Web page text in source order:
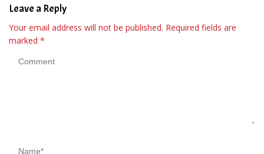
Leave a Reply
Your email address will not be published. Required fields are
marked *